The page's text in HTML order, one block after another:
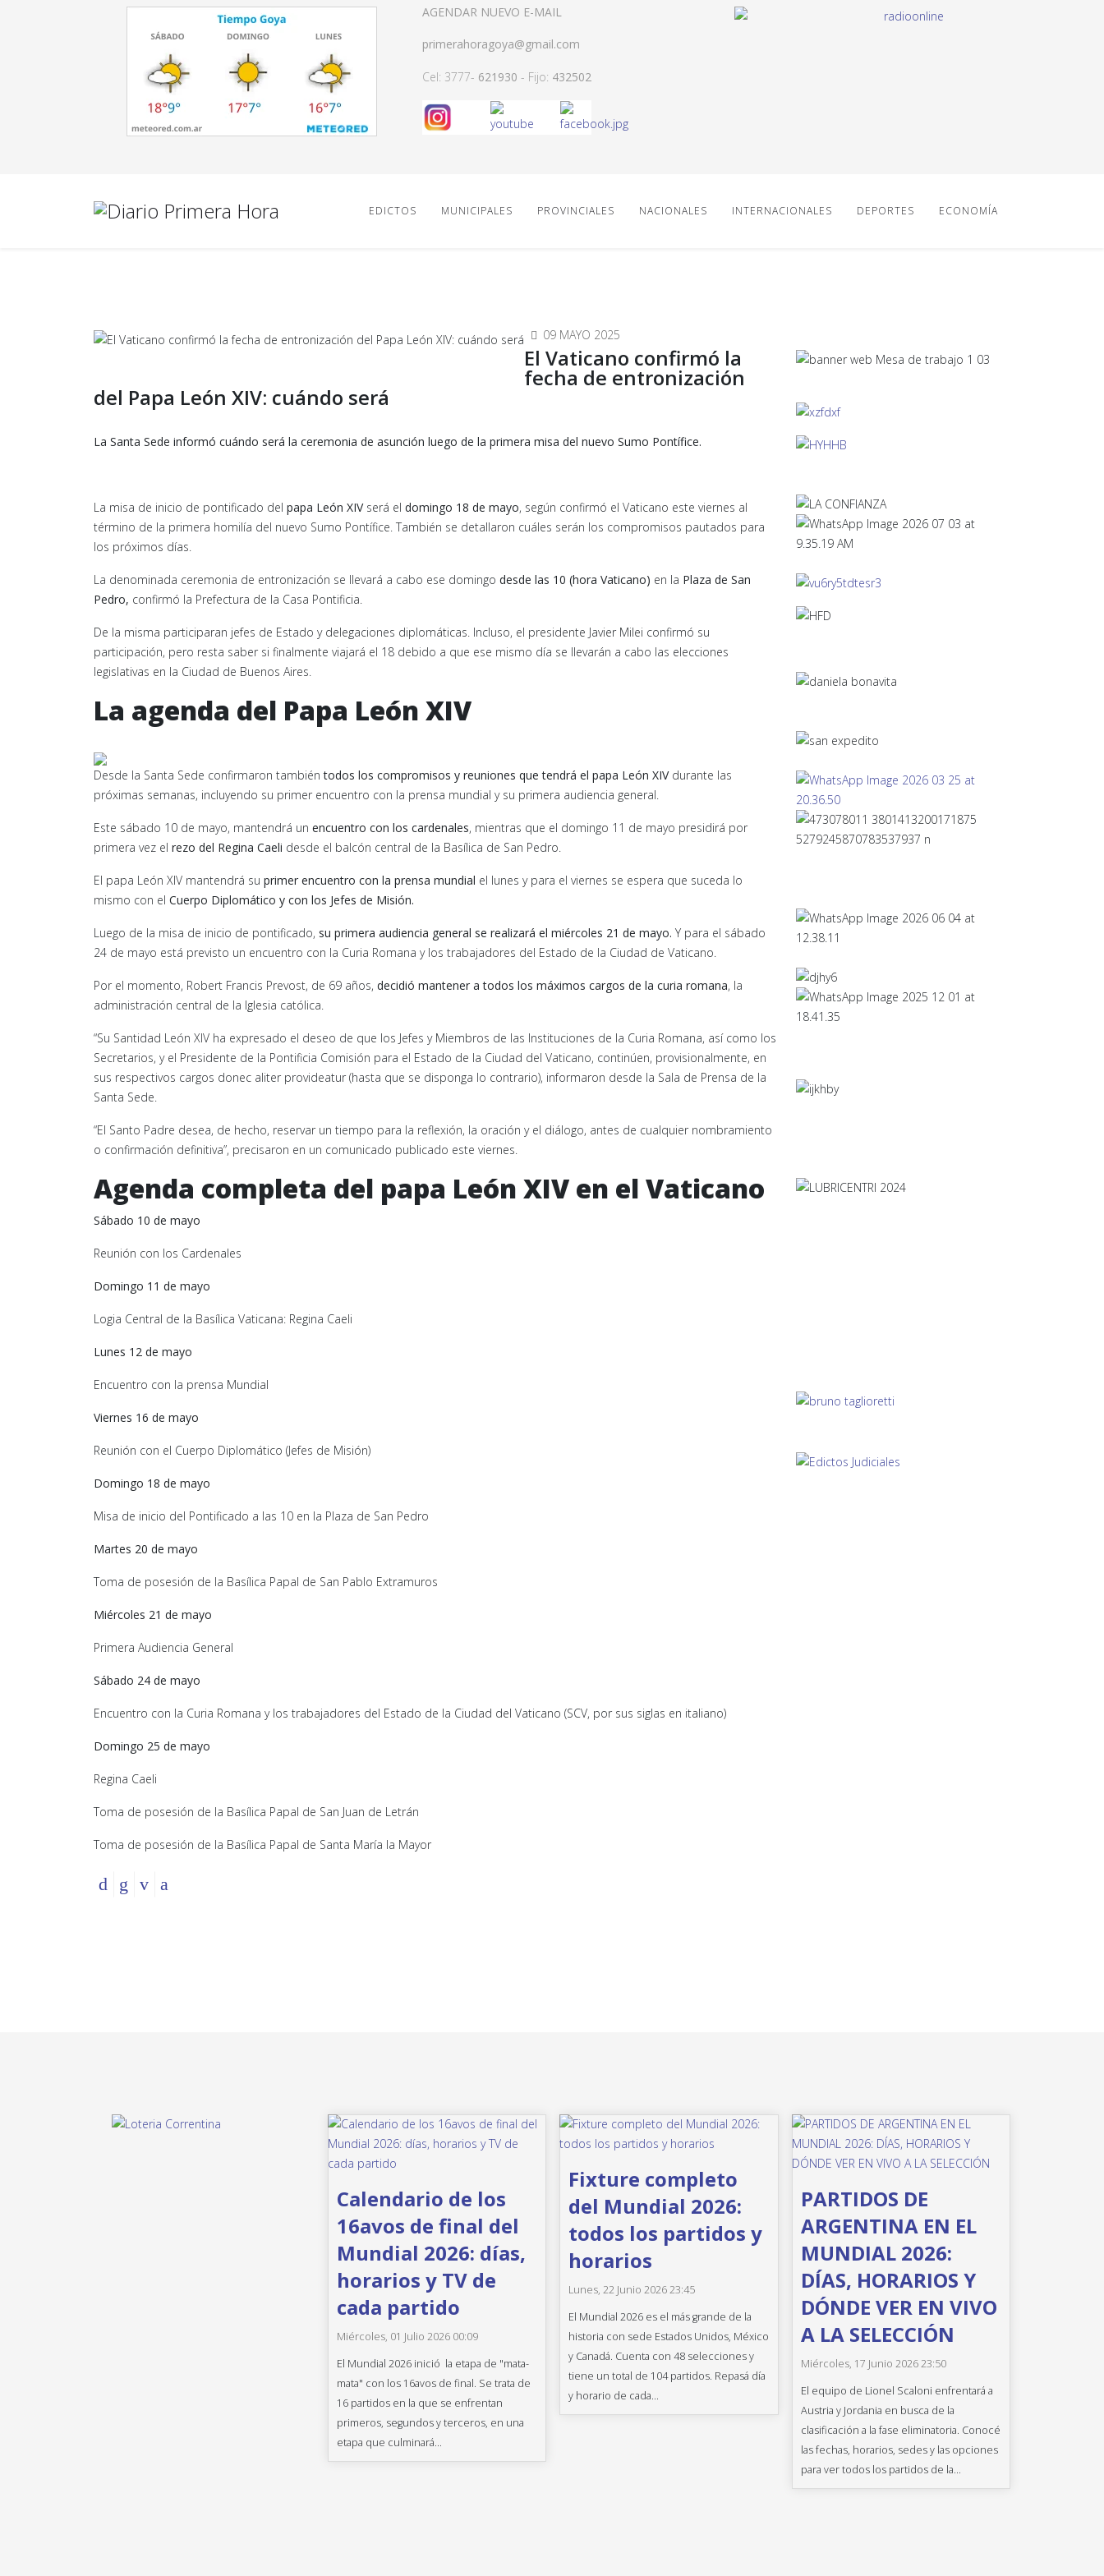
AGENDAR NUEVO E-MAIL
primerahoragoya@gmail.com
Cel: 3777- 621930 - Fijo: 432502
EDICTOS MUNICIPALES PROVINCIALES NACIONALES INTERNACIONALES DEPORTES ECONOMÍA
09 MAYO 2025
El Vaticano confirmó la
fecha de entronización
del Papa León XIV: cuándo será
La Santa Sede informó cuándo será la ceremonia de asunción luego de la primera misa del nuevo Sumo Pontífice.
La misa de inicio de pontificado del papa León XIV será el domingo 18 de mayo, según confirmó el Vaticano este viernes al
término de la primera homilía del nuevo Sumo Pontífice. También se detallaron cuáles serán los compromisos pautados para
los próximos días.
La denominada ceremonia de entronización se llevará a cabo ese domingo desde las 10 (hora Vaticano) en la Plaza de San
Pedro, confirmó la Prefectura de la Casa Pontificia.
De la misma participaran jefes de Estado y delegaciones diplomáticas. Incluso, el presidente Javier Milei confirmó su
participación, pero resta saber si finalmente viajará el 18 debido a que ese mismo día se llevarán a cabo las elecciones
legislativas en la Ciudad de Buenos Aires.
La agenda del Papa León XIV
Desde la Santa Sede confirmaron también todos los compromisos y reuniones que tendrá el papa León XIVdurante las
próximas semanas, incluyendo su primer encuentro con la prensa mundial y su primera audiencia general.
Este sábado 10 de mayo, mantendrá un encuentro con los cardenales, mientras que el domingo 11 de mayo presidirá por
primera vez el rezo del Regina Caeli desde el balcón central de la Basílica de San Pedro.
El papa León XIV mantendrá su primer encuentro con la prensa mundial el lunes y para el viernes se espera que suceda lo
mismo con el Cuerpo Diplomático y con los Jefes de Misión.
Luego de la misa de inicio de pontificado, su primera audiencia general se realizará el miércoles 21 de mayo. Y para el sábado
24 de mayo está previsto un encuentro con la Curia Romana y los trabajadores del Estado de la Ciudad de Vaticano.
Por el momento, Robert Francis Prevost, de 69 años, decidió mantener a todos los máximos cargos de la curia romana, la
administración central de la Iglesia católica.
“Su Santidad León XIV ha expresado el deseo de que los Jefes y Miembros de las Instituciones de la Curia Romana, así como los
Secretarios, y el Presidente de la Pontificia Comisión para el Estado de la Ciudad del Vaticano, continúen, provisionalmente, en
sus respectivos cargos donec aliter provideatur (hasta que se disponga lo contrario), informaron desde la Sala de Prensa de la
Santa Sede.
“El Santo Padre desea, de hecho, reservar un tiempo para la reflexión, la oración y el diálogo, antes de cualquier nombramiento
o confirmación definitiva”, precisaron en un comunicado publicado este viernes.
Agenda completa del papa León XIV en el Vaticano
Sábado 10 de mayo
Reunión con los Cardenales
Domingo 11 de mayo
Logia Central de la Basílica Vaticana: Regina Caeli
Lunes 12 de mayo
Encuentro con la prensa Mundial
Viernes 16 de mayo
Reunión con el Cuerpo Diplomático (Jefes de Misión)
Domingo 18 de mayo
Misa de inicio del Pontificado a las 10 en la Plaza de San Pedro
Martes 20 de mayo
Toma de posesión de la Basílica Papal de San Pablo Extramuros
Miércoles 21 de mayo
Primera Audiencia General
Sábado 24 de mayo
Encuentro con la Curia Romana y los trabajadores del Estado de la Ciudad del Vaticano (SCV, por sus siglas en italiano)
Domingo 25 de mayo
Regina Caeli
Toma de posesión de la Basílica Papal de San Juan de Letrán
Toma de posesión de la Basílica Papal de Santa María la Mayor
Calendario de los
16avos de final del
Mundial 2026: días,
horarios y TV de
cada partido
Miércoles, 01 Julio 2026 00:09
El Mundial 2026 inició la etapa de "mata-
mata" con los 16avos de final. Se trata de
16 partidos en la que se enfrentan
primeros, segundos y terceros, en una
etapa que culminará...
Fixture completo
del Mundial 2026:
todos los partidos y
horarios
Lunes, 22 Junio 2026 23:45
El Mundial 2026 es el más grande de la
historia con sede Estados Unidos, México
y Canadá. Cuenta con 48 selecciones y
tiene un total de 104 partidos. Repasá día
y horario de cada...
PARTIDOS DE
ARGENTINA EN EL
MUNDIAL 2026:
DÍAS, HORARIOS Y
DÓNDE VER EN VIVO
A LA SELECCIÓN
Miércoles, 17 Junio 2026 23:50
El equipo de Lionel Scaloni enfrentará a
Austria y Jordania en busca de la
clasificación a la fase eliminatoria. Conocé
las fechas, horarios, sedes y las opciones
para ver todos los partidos de la...